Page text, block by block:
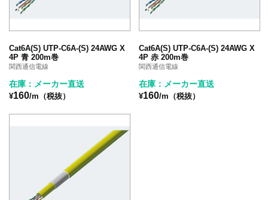
Cat6A(S) UTP-C6A-(S) 24AWG X
4P 青 200m巻
関西通信電線
在庫：メーカー直送
¥160/m（税抜）
Cat6A(S) UTP-C6A-(S) 24AWG X
4P 赤 200m巻
関西通信電線
在庫：メーカー直送
¥160/m（税抜）